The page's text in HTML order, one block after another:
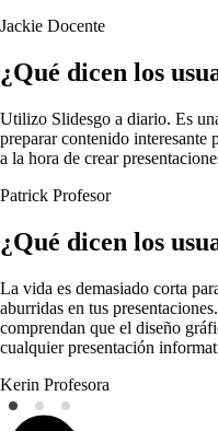
Jackie Docente
¿Qué dicen los
Utilizo Slidesgo a diario. Es
preparar contenido interesante
a la hora de crear
Patrick Profesor
¿Qué dicen los
La vida es demasiado corta
aburridas en tus
comprendan que el diseño
cualquier presentación
Kerin Profesora